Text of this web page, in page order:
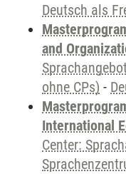
Deutsch als
and
ohne CPs) -
International
Center: